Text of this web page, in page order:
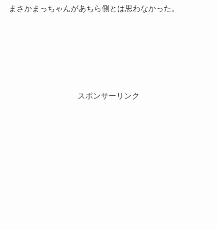
まさかまっちゃんがあちら側とは思わなかった。
スポンサーリンク